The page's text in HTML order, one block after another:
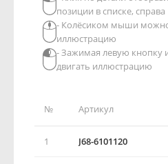
№ Артикул
1 J68-6101120
позиции в списке, справа
- Колёсиком мыши
иллюстрацию
- Зажимая левую кнопку
двигать иллюстрацию